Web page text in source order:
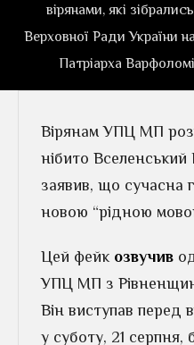
вірянами, які
Верховної Ради України
Патріарха
Вірянам УПЦ МП
нібито Вселенський
заявив, що сучасна
новою “рідною
Цей фейк озвучив
УПЦ МП з
Він виступав перед
у суботу, 21 серпня,